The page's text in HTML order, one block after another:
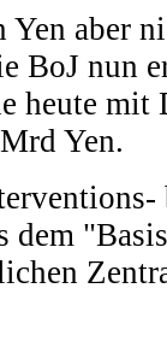
aber
BoJ nun
heute mit
Yen.
dem